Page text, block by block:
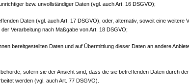
bzw. unvollständiger Daten (vgl. auch Art. 16 DSGVO);
Daten (vgl. auch Art. 17 DSGVO), oder, alternativ, soweit eine weitere
Verarbeitung nach Maßgabe von Art. 18 DSGVO;
bereitgestellten Daten und auf Übermittlung dieser Daten an andere
sofern sie der Ansicht sind, dass die sie betreffenden Daten durch
werden (vgl. auch Art. 77 DSGVO).